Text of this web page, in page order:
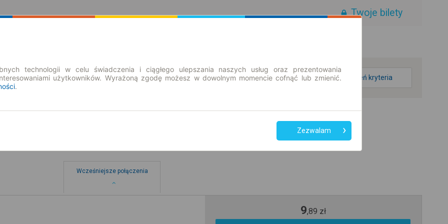
Twoje bilety
zmień kryteria
Wcześniejsze połączenia
9,89 zł
technologii w celu świadczenia i ciągłego ulepszania naszych usług oraz prezentowania
użytkowników. Wyrażoną zgodę możesz w dowolnym momencie cofnąć lub zmienić.
.
Zezwalam